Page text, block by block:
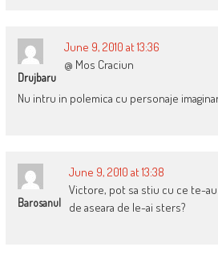
Drujbaru
June 9, 2010 at 13:36
@ Mos Craciun
Nu intru in polemica cu personaje
Barosanul
June 9, 2010 at 13:38
Victore, pot sa stiu cu ce te-
de aseara de le-ai sters?